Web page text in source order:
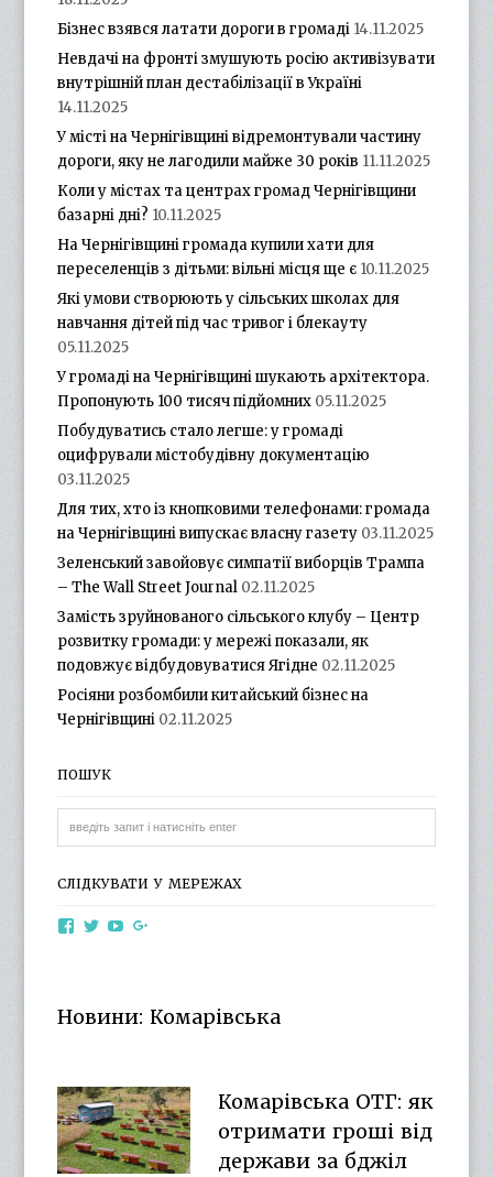
Бізнес взявся латати дороги в громаді 14.11.2025
Невдачі на фронті змушують росію активізувати
внутрішній план дестабілізації в Україні
14.11.2025
У місті на Чернігівщині відремонтували частину
дороги, яку не лагодили майже 30 років 11.11.2025
Коли у містах та центрах громад Чернігівщини
базарні дні? 10.11.2025
На Чернігівщині громада купили хати для
переселенців з дітьми: вільні місця ще є 10.11.2025
Які умови створюють у сільських школах для
навчання дітей під час тривог і блекауту
05.11.2025
У громаді на Чернігівщині шукають архітектора.
Пропонують 100 тисяч підйомних 05.11.2025
Побудуватись стало легше: у громаді
оцифрували містобудівну документацію
03.11.2025
Для тих, хто із кнопковими телефонами: громада
на Чернігівщині випускає власну газету 03.11.2025
Зеленський завойовує симпатії виборців Трампа
– The Wall Street Journal 02.11.2025
Замість зруйнованого сільського клубу – Центр
розвитку громади: у мережі показали, як
подовжує відбудовуватися Ягідне 02.11.2025
Росіяни розбомбили китайський бізнес на
Чернігівщині 02.11.2025
ПОШУК
СЛІДКУВАТИ У МЕРЕЖАХ
ViewViewView
YouTube
Новини: Комарівська
Комарівська ОТГ: як
отримати гроші від
держави за бджіл